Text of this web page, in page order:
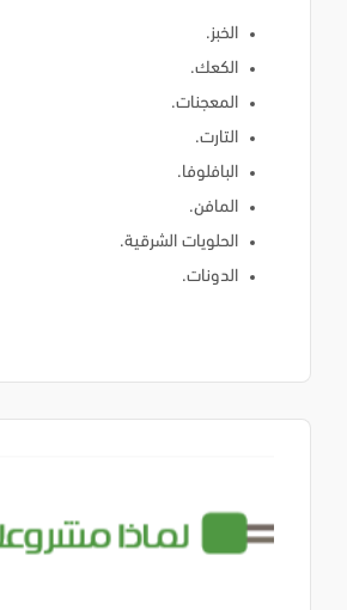
الخبز.
الكعك.
المعجنات.
التارت.
البافلوفا.
المافن.
الحلويات الشرقية.
الدونات.